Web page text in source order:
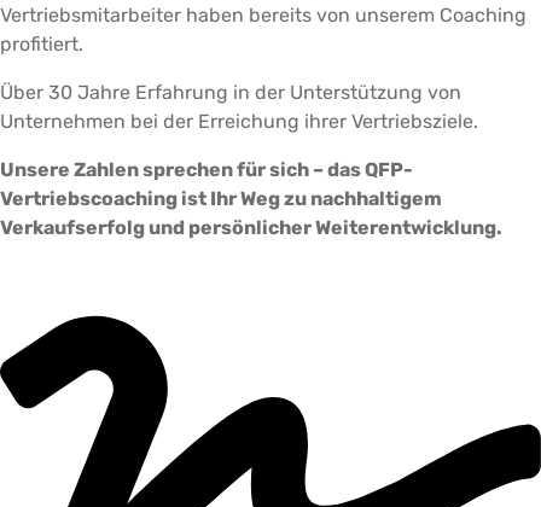
Vertriebsmitarbeiter haben bereits von unserem Coaching
profitiert.
Über 30 Jahre Erfahrung in der Unterstützung von
Unternehmen bei der Erreichung ihrer Vertriebsziele.
Unsere Zahlen sprechen für sich – das QFP-
Vertriebscoaching ist Ihr Weg zu nachhaltigem
Verkaufserfolg und persönlicher Weiterentwicklung.